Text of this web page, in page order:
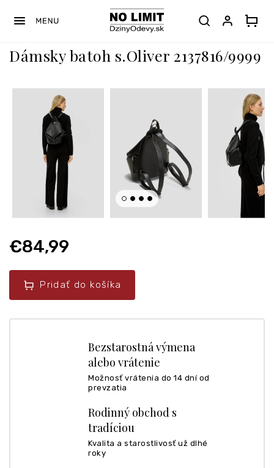
Dámsky batoh s.Oliver 2137816/9999
€84,99
Pridať do košíka
Bezstarostná výmena
alebo vrátenie
Možnosť vrátenia do 14 dní od
prevzatia
Rodinný obchod s
tradíciou
Kvalita a starostlivosť už dlhé
roky